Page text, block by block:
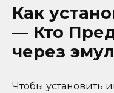
Как
— Кто
через
Чтобы установить